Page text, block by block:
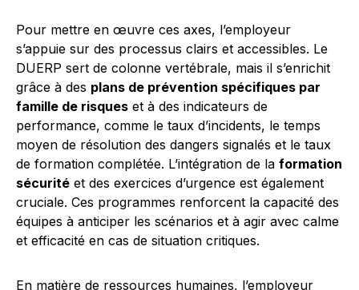
Pour mettre en œuvre ces axes, l’employeur
s’appuie sur des processus clairs et accessibles. Le
DUERP sert de colonne vertébrale, mais il s’enrichit
grâce à des plans de prévention spécifiques par
famille de risques et à des indicateurs de
performance, comme le taux d’incidents, le temps
moyen de résolution des dangers signalés et le taux
de formation complétée. L’intégration de la formation
sécurité et des exercices d’urgence est également
cruciale. Ces programmes renforcent la capacité des
équipes à anticiper les scénarios et à agir avec calme
et efficacité en cas de situation critiques.
En matière de ressources humaines, l’employeur